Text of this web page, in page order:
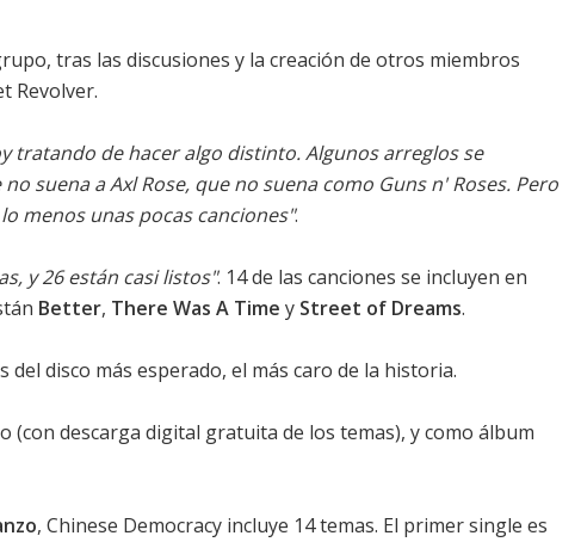
tras las discusiones y la creación de otros miembros
Revolver.
tratando de hacer algo distinto. Algunos arreglos se
suena a Axl Rose, que no suena como Guns n' Roses. Pero
menos unas pocas canciones".
y 26 están casi listos". 14 de las canciones se incluyen en
Better, There Was A Time y Street of Dreams.
del disco más esperado, el más caro de la historia.
(con descarga digital gratuita de los temas), y como álbum
, Chinese Democracy incluye 14 temas. El primer single es